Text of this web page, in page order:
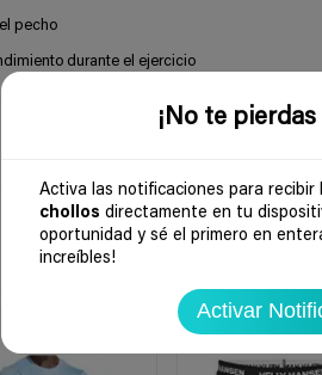
¡No te
Activa las notificaciones para recibir
chollos directamente en tu
oportunidad y sé el primero en
increíbles!
Activar
pecho
durante el ejercicio